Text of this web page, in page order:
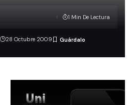
28 Octubre 2009
1 Min De Lectura